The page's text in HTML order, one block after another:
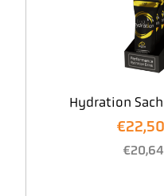
Hydration
€22,50
€20,64